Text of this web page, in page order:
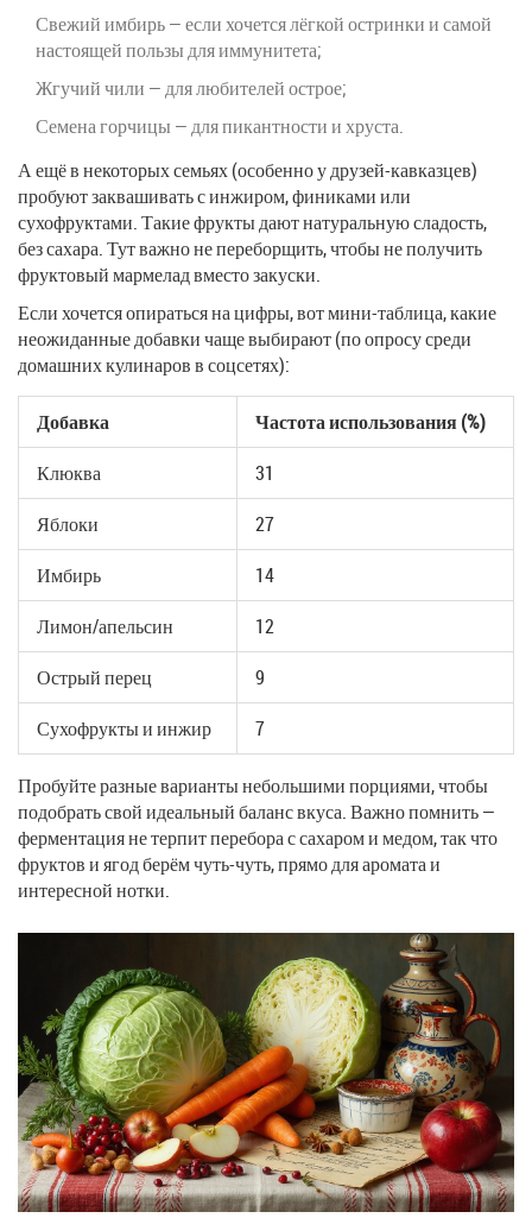
Свежий имбирь — если хочется лёгкой остринки и самой
настоящей пользы для иммунитета;
Жгучий чили — для любителей острое;
Семена горчицы — для пикантности и хруста.
А ещё в некоторых семьях (особенно у друзей-кавказцев)
пробуют заквашивать с инжиром, финиками или
сухофруктами. Такие фрукты дают натуральную сладость,
без сахара. Тут важно не переборщить, чтобы не получить
фруктовый мармелад вместо закуски.
Если хочется опираться на цифры, вот мини-таблица, какие
неожиданные добавки чаще выбирают (по опросу среди
домашних кулинаров в соцсетях):
Добавка
Частота использования (%)
Клюква
31
Яблоки
27
Имбирь
14
Лимон/апельсин
12
Острый перец
9
Сухофрукты и инжир
7
Пробуйте разные варианты небольшими порциями, чтобы
подобрать свой идеальный баланс вкуса. Важно помнить —
ферментация не терпит перебора с сахаром и медом, так что
фруктов и ягод берём чуть-чуть, прямо для аромата и
интересной нотки.